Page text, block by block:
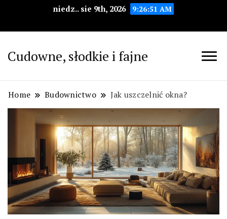
niedz.. sie 9th, 2026 9:26:52 AM
Cudowne, słodkie i fajne
Home Budownictwo Jak uszczelnić okna?